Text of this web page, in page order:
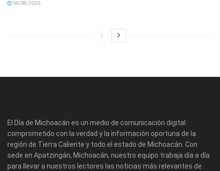
06/08/2026
El Día de Michoacán es un medio de comunicación digital
comprometido con la verdad y la información oportuna de la
región de Tierra Caliente y todo el estado de Michoacán. Con
sede en Apatzingán, Michoacán, nuestro equipo trabaja día a día
para llevar a nuestros lectores las noticias más relevantes de